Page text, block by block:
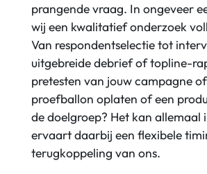
prangende vraag. In ongeveer
wij een kwalitatief onderzoek
Van respondentselectie tot
uitgebreide debrief of topline-
pretesten van jouw campagne
proefballon oplaten of een
de doelgroep? Het kan allemaal
ervaart daarbij een flexibele
terugkoppeling van ons.